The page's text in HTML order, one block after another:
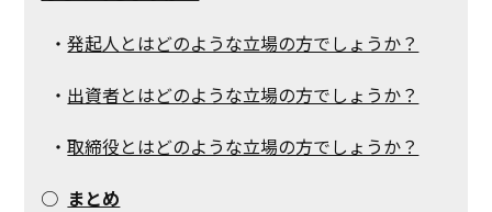
・発起人とはどのような立場の方でしょうか？
・ 出資者とはどのような立場の方でしょうか？
・取締役とはどのような立場の方でしょうか？
○ まとめ